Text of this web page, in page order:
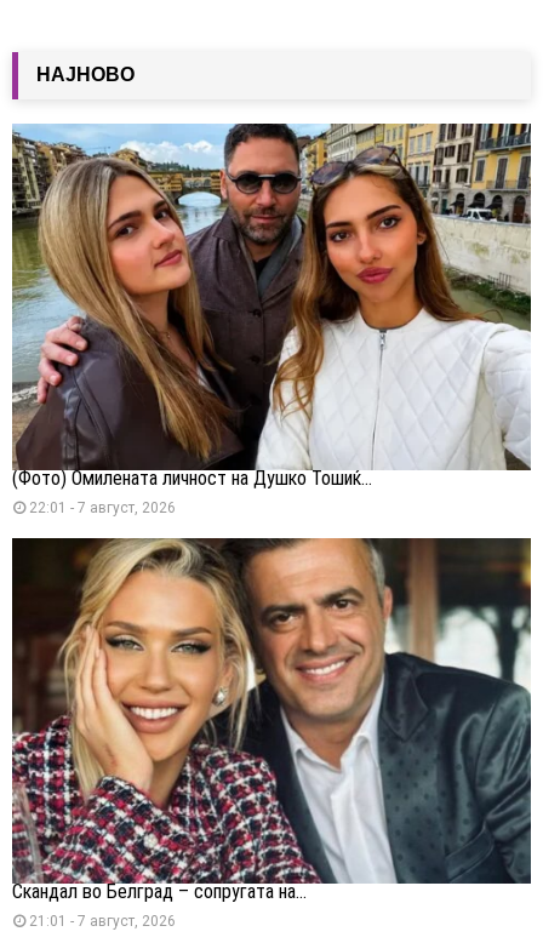
НАЈНОВО
(Фото) Омилената личност на Душко Тошиќ...
22:01 - 7 август, 2026
Скандал во Белград – сопругата на...
21:01 - 7 август, 2026